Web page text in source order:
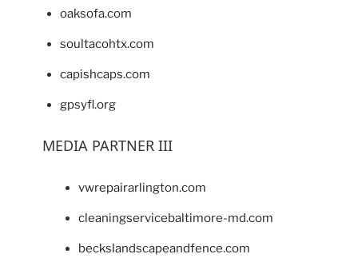
oaksofa.com
soultacohtx.com
capishcaps.com
gpsyfl.org
MEDIA PARTNER III
vwrepairarlington.com
cleaningservicebaltimore-md.com
beckslandscapeandfence.com